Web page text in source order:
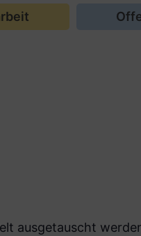
ausgetauscht